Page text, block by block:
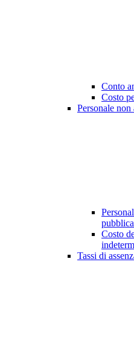
Conto
Costo
Personale
Costo
Tassi di